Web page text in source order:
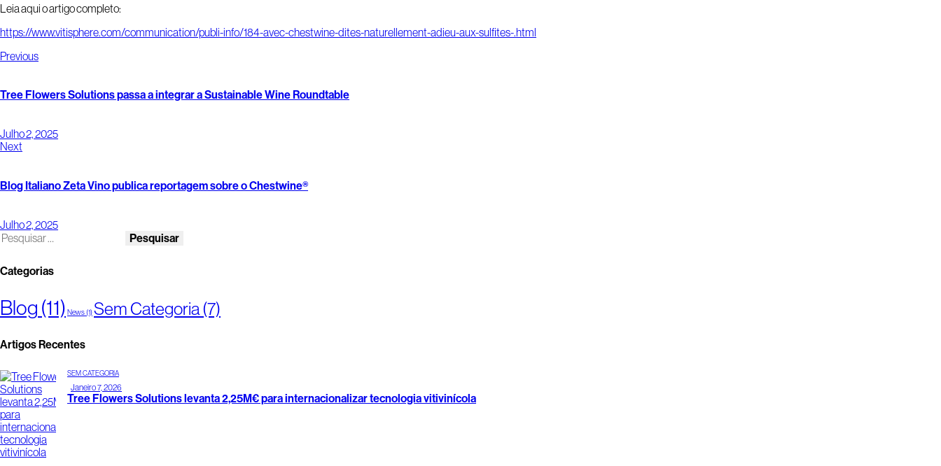
Leia aqui o artigo completo:
https://www.vitisphere.com/communication/publi-info/184-avec-chestwine-dites-naturellement-adieu-aux-sulfites-.html
Previous
Tree Flowers Solutions passa a integrar a Sustainable Wine Roundtable
Julho 2, 2025
Next
Blog Italiano Zeta Vino publica reportagem sobre o Chestwine®
Julho 2, 2025
Categorias
Blog (11) News(1)Sem Categoria(7)
Artigos Recentes
SEM CATEGORIA
Janeiro 7, 2026
Tree Flowers Solutions levanta 2,25M€ para internacionalizar tecnologia vitivinícola